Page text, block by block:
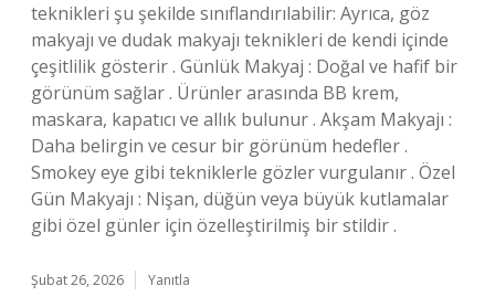
teknikleri şu şekilde sınıflandırılabilir: Ayrıca, göz
makyajı ve dudak makyajı teknikleri de kendi içinde
çeşitlilik gösterir . Günlük Makyaj : Doğal ve hafif bir
görünüm sağlar . Ürünler arasında BB krem,
maskara, kapatıcı ve allık bulunur . Akşam Makyajı :
Daha belirgin ve cesur bir görünüm hedefler .
Smokey eye gibi tekniklerle gözler vurgulanır . Özel
Gün Makyajı : Nişan, düğün veya büyük kutlamalar
gibi özel günler için özelleştirilmiş bir stildir .
Şubat 26, 2026 Yanıtla